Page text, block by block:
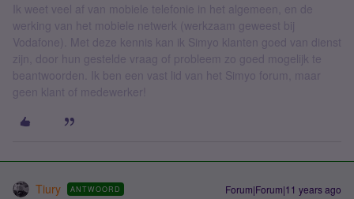
Ik weet veel af van mobiele telefonie in het algemeen, en de
werking van het mobiele netwerk (werkzaam geweest bij
Vodafone). Met deze kennis kan ik Simyo klanten goed van dienst
zijn, door hun gestelde vraag of probleem zo goed mogelijk te
beantwoorden. Ik ben een vast lid van het Simyo forum, maar
geen klant of medewerker!
Tiury ANTWOORD Forum|Forum|11 years ago